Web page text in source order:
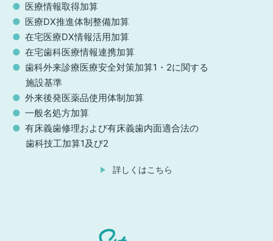
医療情報取得加算
医療DX推進体制整備加算
在宅医療DX情報活用加算
在宅歯科医療情報連携加算
歯科外来診療医療安全対策加算1・2に関する
施設基準
外来後発医薬品使用体制加算
一般名処方加算
有床義歯修理および有床義歯内面適合法の
歯科技工加算1及び2
詳しくはこちら